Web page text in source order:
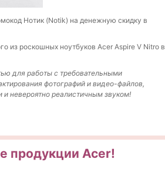
Нотик (Notik) на денежную скидку в
из роскошных ноутбуков Acer Aspire V Nitro в
для работы с требовательными
фотографий и видео-файлов,
невероятно реалистичным звуком!
продукции Acer!